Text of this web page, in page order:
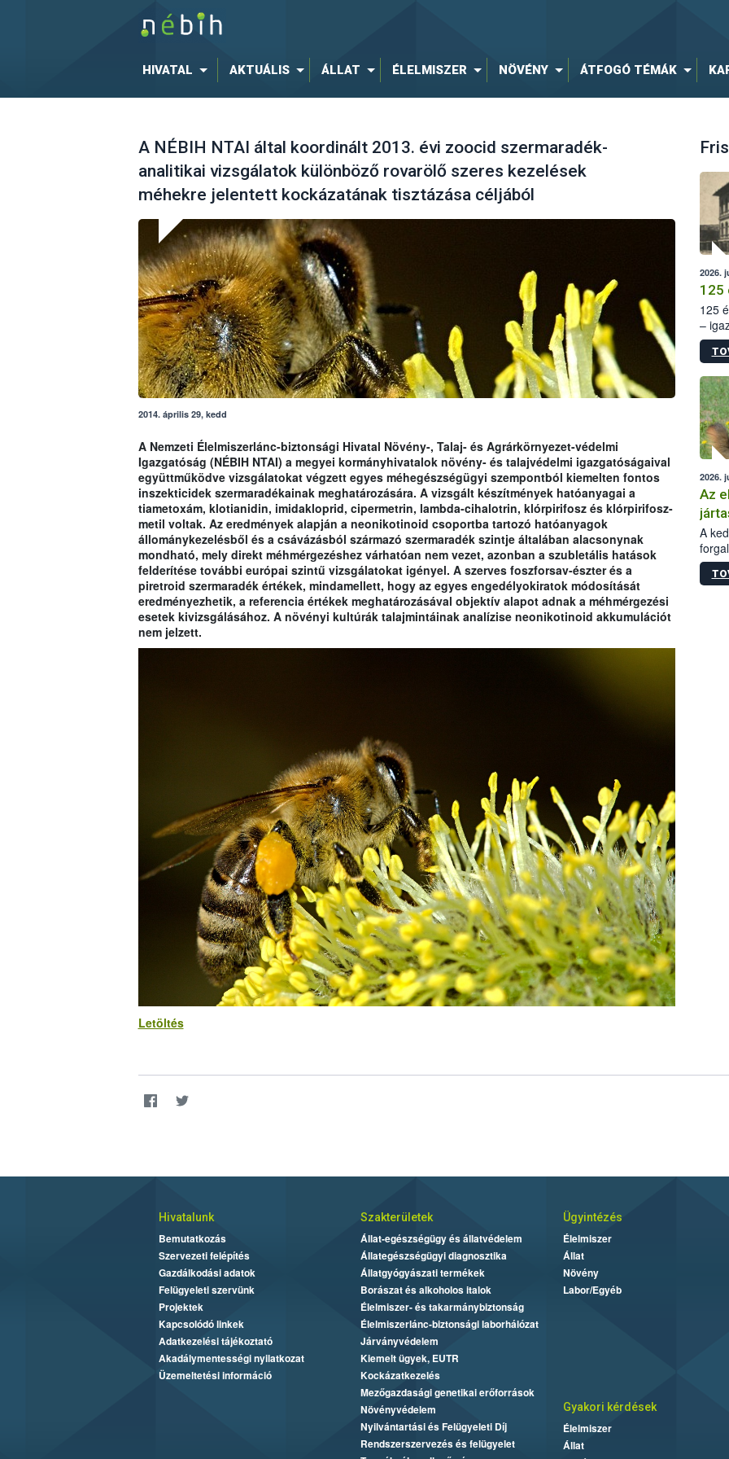
HIVATAL AKTUÁLIS ÁLLAT ÉLELMISZER NÖVÉNY ÁTFOGÓ TÉMÁK
A NÉBIH NTAI által koordinált 2013. évi zoocid szermaradék-
analitikai vizsgálatok különböző rovarölő szeres kezelések
méhekre jelentett kockázatának tisztázása céljából
2014. április 29, kedd
A Nemzeti Élelmiszerlánc-biztonsági Hivatal Növény-, Talaj- és Agrárkörnyezet-védelmi
Igazgatóság (NÉBIH NTAI) a megyei kormányhivatalok növény- és talajvédelmi igazgatóságaival
együttműködve vizsgálatokat végzett egyes méhegészségügyi szempontból kiemelten fontos
inszekticidek szermaradékainak meghatározására. A vizsgált készítmények hatóanyagai a
tiametoxám, klotianidin, imidakloprid, cipermetrin, lambda-cihalotrin, klórpirifosz és klórpirifosz-
metil voltak. Az eredmények alapján a neonikotinoid csoportba tartozó hatóanyagok
állománykezelésből és a csávázásból származó szermaradék szintje általában alacsonynak
mondható, mely direkt méhmérgezéshez várhatóan nem vezet, azonban a szubletális hatások
felderítése további európai szintű vizsgálatokat igényel. A szerves foszforsav-észter és a
piretroid szermaradék értékek, mindamellett, hogy az egyes engedélyokiratok módosítását
eredményezhetik, a referencia értékek meghatározásával objektív alapot adnak a méhmérgezési
esetek kivizsgálásához. A növényi kultúrák talajmintáinak analízise neonikotinoid akkumulációt
nem jelzett.
Letöltés
2026.
125
125
–
15.
2026.
Az
A
Hivatalunk
Bemutatkozás
Szervezeti felépítés
Gazdálkodási adatok
Felügyeleti szervünk
Projektek
Kapcsolódó linkek
Adatkezelési tájékoztató
Akadálymentességi nyilatkozat
Üzemeltetési információ
Szakterületek
Állat-egészségügy és állatvédelem
Állategészségügyi diagnosztika
Állatgyógyászati termékek
Borászat és alkoholos italok
Élelmiszer- és takarmánybiztonság
Élelmiszerlánc-biztonsági laborhálózat
Járványvédelem
Kiemelt ügyek, EUTR
Kockázatkezelés
Mezőgazdasági genetikai erőforrások
Növényvédelem
Nyilvántartási és Felügyeleti Díj
Rendszerszervezés és felügyelet
Ügyintézés
Élelmiszer
Állat
Növény
Labor/Egyéb
Gyakori kérdések
Élelmiszer
Állat